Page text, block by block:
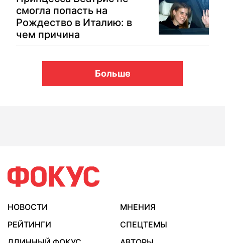
смогла попасть на
Рождество в Италию: в
чем причина
Больше
НОВОСТИ
МНЕНИЯ
РЕЙТИНГИ
СПЕЦТЕМЫ